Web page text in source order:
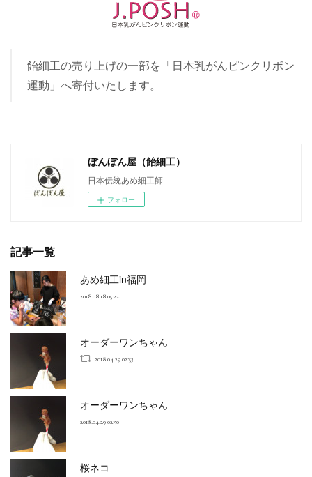
飴細工の売り上げの一部を「日本乳がんピンクリボン
運動」へ寄付いたします。
ぼんぼん屋（飴細工）
日本伝統あめ細工師
フォロー
記事一覧
あめ細工in福岡
2018.08.18 05:22
オーダーワンちゃん
2018.04.29 02:53
オーダーワンちゃん
2018.04.29 02:50
桜ネコ